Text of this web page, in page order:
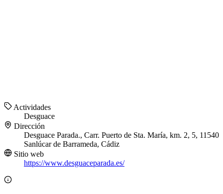
Actividades
Desguace
Dirección
Desguace Parada., Carr. Puerto de Sta. María, km. 2, 5, 11540
Sanlúcar de Barrameda, Cádiz
Sitio web
https://www.desguaceparada.es/